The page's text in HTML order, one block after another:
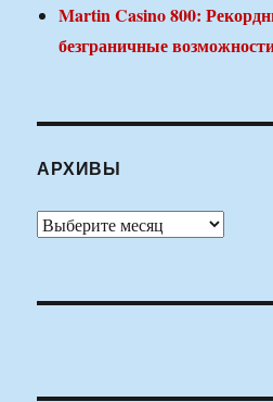
Martin Casino 800:
безграничные
АРХИВЫ
Архивы